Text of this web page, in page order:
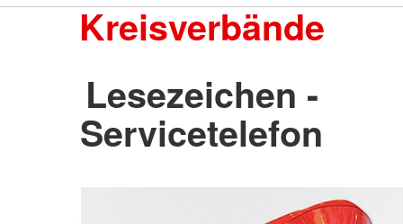
Kreisverbände
Lesezeichen -
Servicetelefon